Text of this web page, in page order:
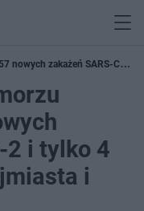
nowych zakażeń SARS-Cov-2
2 i tylko 4
i